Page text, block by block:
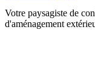
Votre paysagiste de
d'aménagement